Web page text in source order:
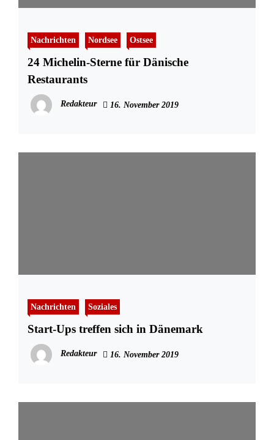
Nachrichten Nordsee Ostsee
24 Michelin-Sterne für Dänische
Restaurants
Redakteur 16. November 2019
Nachrichten Soziales
Start-Ups treffen sich in Dänemark
Redakteur 16. November 2019